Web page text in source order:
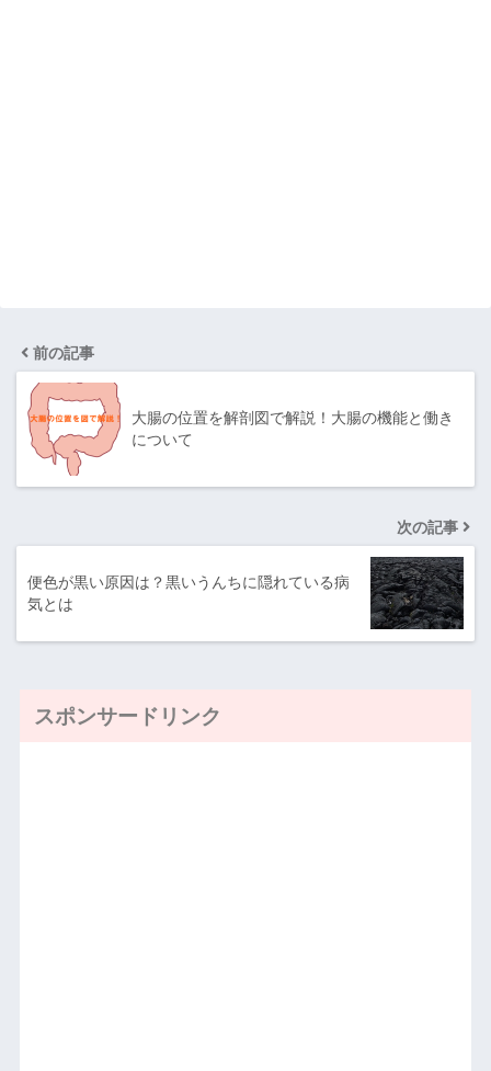
前の記事
大腸の位置を解剖図で解説！大腸の機能と働き
について
次の記事
便色が黒い原因は？黒いうんちに隠れている病
気とは
スポンサードリンク